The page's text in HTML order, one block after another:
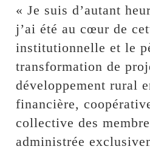
« Je suis d’autant
j’ai été au cœur de
institutionnelle et le
transformation de
développement rural
financière,
collective des
administrée